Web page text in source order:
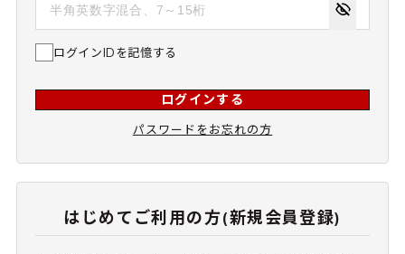
ログインIDを記憶する
ログインする
パスワードをお忘れの方
はじめてご利用の方(新規会員登録)